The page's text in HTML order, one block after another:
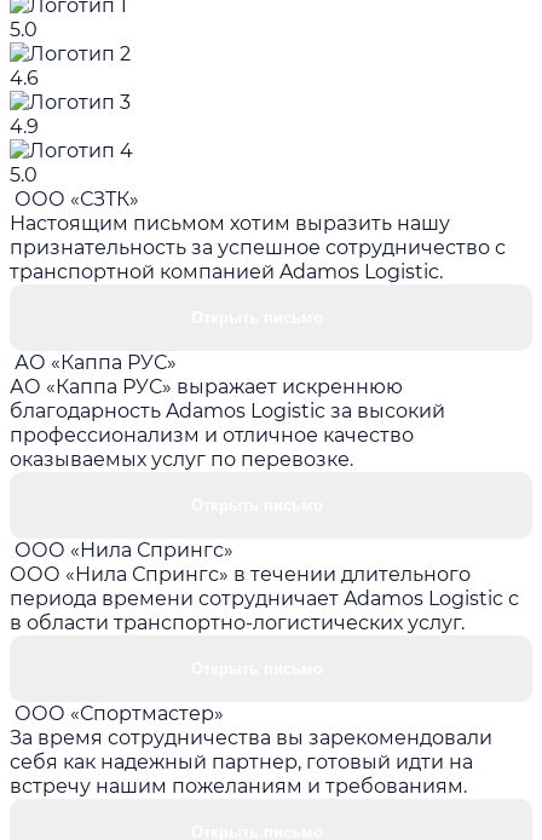
5.0
4.6
4.9
5.0
ООО «СЗТК»
Настоящим письмом хотим выразить нашу
признательность за успешное сотрудничество с
транспортной компанией Adamos Logistic.
АО «Каппа РУС»
АО «Каппа РУС» выражает искреннюю
благодарность Adamos Logistic за высокий
профессионализм и отличное качество
оказываемых услуг по перевозке.
ООО «Нила Спрингс»
ООО «Нила Спрингс» в течении длительного
периода времени сотрудничает Adamos Logistic с
в области транспортно-логистических услуг.
ООО «Спортмастер»
За время сотрудничества вы зарекомендовали
себя как надежный партнер, готовый идти на
встречу нашим пожеланиям и требованиям.